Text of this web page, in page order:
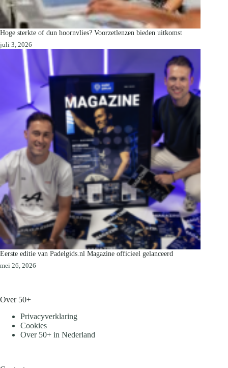
Hoge sterkte of dun hoornvlies? Voorzetlenzen bieden uitkomst
juli 3, 2026
Eerste editie van Padelgids.nl Magazine officieel gelanceerd
mei 26, 2026
Over 50+
Privacyverklaring
Cookies
Over 50+ in Nederland